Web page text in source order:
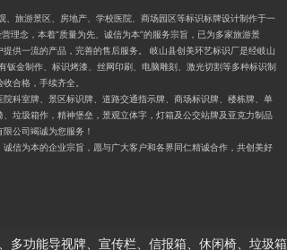
旅游景区、房地产、学校医院、商场园区等标识标牌设计制作于一
理念，本着“质量为先、诚信为本”的服务宗旨，已为多家旅游景
供一流的产品，完善的售后服务。 岐山县创美环艺标识厂是经岐山
金制作、标识烤漆、丝网印刷、电脑雕刻、激光切割等多种标识制
合格，手续齐全。
科室牌、景区标识牌、道路交通指示牌、商场标识牌、楼栋牌、单
垃圾箱作，精神堡垒，景观立体字，灯箱及公交站牌及亚克力制品
公司竭诚为您服务！
信为本的企业宗旨，愿与广大客户和各界同仁精诚合作，共创美好
多功能导视牌、宣传栏、信报箱、休闲椅、垃圾箱